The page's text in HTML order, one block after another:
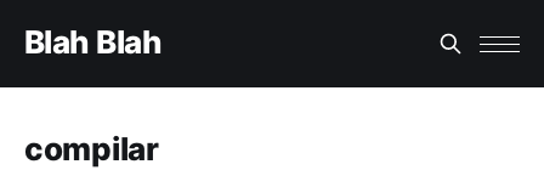
Blah Blah
compilar